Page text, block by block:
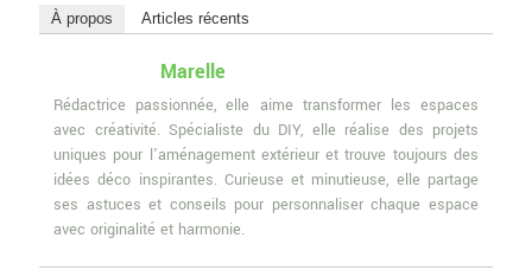
À propos Articles récents
Marelle
Rédactrice passionnée, elle aime transformer les espaces
avec créativité. Spécialiste du DIY, elle réalise des projets
uniques pour l'aménagement extérieur et trouve toujours des
idées déco inspirantes. Curieuse et minutieuse, elle partage
ses astuces et conseils pour personnaliser chaque espace
avec originalité et harmonie.